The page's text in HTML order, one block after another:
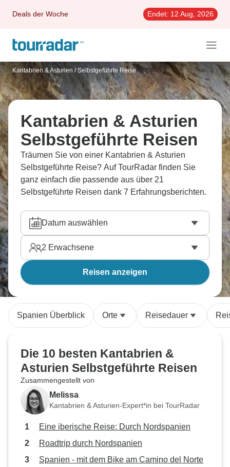
Deals der Woche Endet: 12 Aug, 2026
Kantabrien & Asturien / Selbstgeführte Reise
Kantabrien & Asturien
Selbstgeführte Reisen
Träumen Sie von einer Kantabrien & Asturien
Selbstgeführte Reise? Auf TourRadar finden Sie
ganz einfach die passende aus über 21
Selbstgeführte Reisen dank 7 Erfahrungsberichten.
Datum auswählen
2 Erwachsene
Reisen anzeigen
Spanien Überblick Orte Reisedauer
Die 10 besten Kantabrien &
Asturien Selbstgeführte Reisen
Zusammengestellt von
Melissa
Kantabrien & Asturien-Expert*in bei TourRadar
Eine iberische Reise: Durch Nordspanien
Roadtrip durch Nordspanien
Spanien - mit dem Bike am Camino del Norte